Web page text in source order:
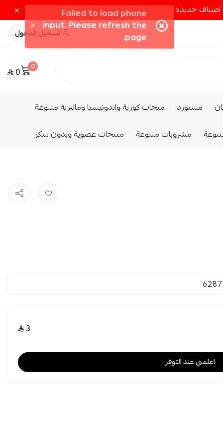
تسجيل الدخول
0
0
مستورد
متجات كورية واندونيسيا وماليزية متنوعة
مشروبات متنوعة منتجات عضوية وبدون سكر
3
اعلمني عند التوفر